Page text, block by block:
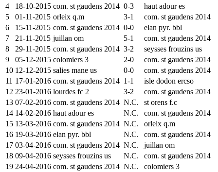
4
18-10-2015 com. st gaudens 2014 0-3
haut adour es
5
01-11-2015 orleix q.m 3-1
com. st gaudens 2014
6
15-11-2015 com. st gaudens 2014 0-0
elan pyr. bbl
7
21-11-2015 juillan om 5-1
com. st gaudens 2014
8
29-11-2015 com. st gaudens 2014 3-2
seysses frouzins us
9
05-12-2015 colomiers 3 2-0
com. st gaudens 2014
10 12-12-2015 salies mane us 0-0
com. st gaudens 2014
11 17-01-2016 com. st gaudens 2014 1-1
isle dodon ercso
12 23-01-2016 lourdes fc 2 3-2
com. st gaudens 2014
13 07-02-2016 com. st gaudens 2014 N.C.
st orens f.c
14 14-02-2016 haut adour es N.C.
com. st gaudens 2014
15 13-03-2016 com. st gaudens 2014 N.C.
orleix q.m
16 19-03-2016 elan pyr. bbl N.C.
com. st gaudens 2014
17 03-04-2016 com. st gaudens 2014 N.C.
juillan om
18 09-04-2016 seysses frouzins us N.C.
com. st gaudens 2014
19 24-04-2016 com. st gaudens 2014 N.C.
colomiers 3